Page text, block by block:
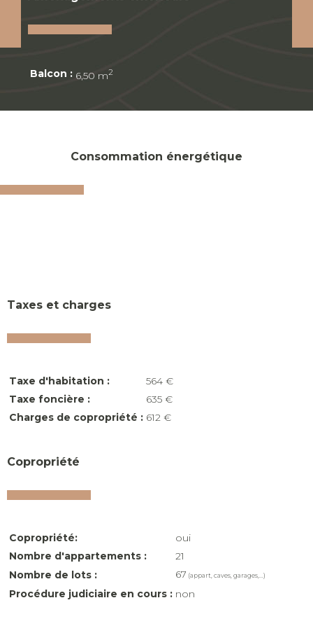
Balcon : 6,50 m2
Consommation énergétique
Taxes et charges
Taxe d'habitation :
564 €
Taxe foncière :
635 €
Charges de copropriété : 612 €
Copropriété
Copropriété:
oui
Nombre d'appartements :
21
Nombre de lots :
67 (appart, caves, garages,...)
Procédure judiciaire en cours : non